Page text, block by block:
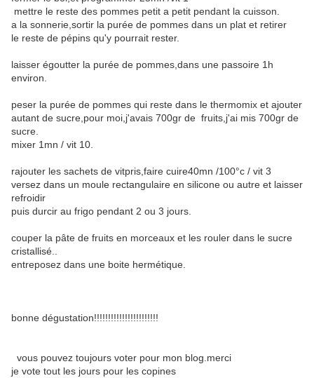
mettre le reste des pommes petit a petit pendant la cuisson.
a la sonnerie,sortir la purée de pommes dans un plat et retirer
le reste de pépins qu'y pourrait rester.
laisser égoutter la purée de pommes,dans une passoire 1h
environ.
peser la purée de pommes qui reste dans le thermomix et ajouter
autant de sucre,pour moi,j'avais 700gr de fruits,j'ai mis 700gr de
sucre.
mixer 1mn / vit 10.
rajouter les sachets de vitpris,faire cuire40mn /100°c / vit 3
versez dans un moule rectangulaire en silicone ou autre et laisser
refroidir
puis durcir au frigo pendant 2 ou 3 jours.
couper la pâte de fruits en morceaux et les rouler dans le sucre
cristallisé..
entreposez dans une boite hermétique.
bonne dégustation!!!!!!!!!!!!!!!!!!!!!!!
vous pouvez toujours voter pour mon blog.merci
je vote tout les jours pour les copines